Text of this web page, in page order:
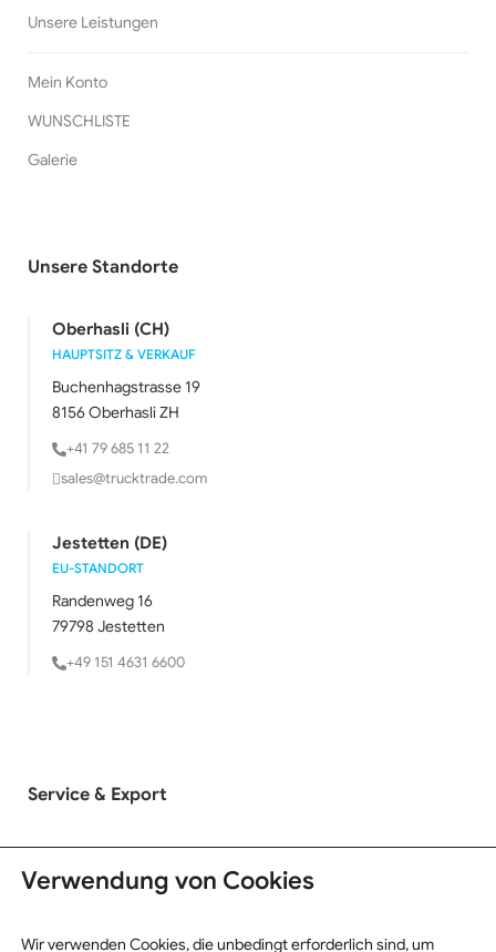
Unsere Leistungen
Mein Konto
WUNSCHLISTE
Galerie
Unsere Standorte
Oberhasli (CH)
HAUPTSITZ & VERKAUF
Buchenhagstrasse 19
8156 Oberhasli ZH
+41 79 685 11 22
sales@trucktrade.com
Jestetten (DE)
EU-STANDORT
Randenweg 16
79798 Jestetten
+49 151 4631 6600
Service & Export
LKW Verkauf
Exportinformationen
Verwendung von Cookies
Wir verwenden Cookies, die unbedingt erforderlich sind, um